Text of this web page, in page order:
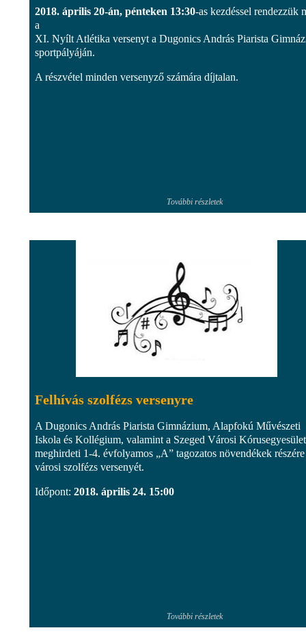
2018. április 20-án, pénteken 13:30-as kezdéssel rendezzük
a
XI. Nyílt Atlétika versenyt a Dugonics András Piarista
sportpályáján.
A részvétel minden versenyző számára díjtalan.
További részletek
Felhívás szolfézs versenyre
A Dugonics András Piarista Gimnázium, Alapfokú Művészeti
Iskola és Kollégium, valamint a Szeged Városi Kórusegyesület
meghirdeti 1-4. évfolyamos „A” tagozatos növendékek részére
városi szolfézs versenyét.
Időpont: 2018. április 24. 15:00
További részletek